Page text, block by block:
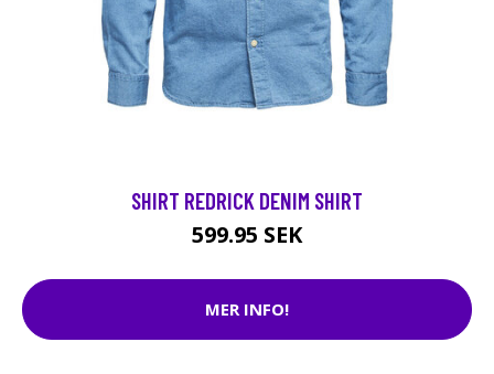
SHIRT REDRICK DENIM SHIRT
599.95 SEK
MER INFO!